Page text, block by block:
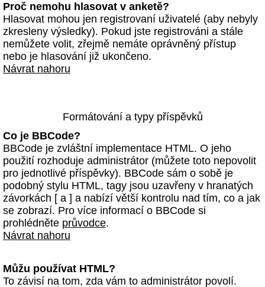
Proč nemohu hlasovat v anketě?
Hlasovat mohou jen registrovaní uživatelé (aby nebyly
zkresleny výsledky). Pokud jste registrováni a stále
nemůžete volit, zřejmě nemáte oprávněný přístup
nebo je hlasování již ukončeno.
Návrat nahoru
Formátování a typy příspěvků
Co je BBCode?
BBCode je zvláštní implementace HTML. O jeho
použití rozhoduje administrátor (můžete toto nepovolit
pro jednotlivé příspěvky). BBCode sám o sobě je
podobný stylu HTML, tagy jsou uzavřeny v hranatých
závorkách [ a ] a nabízí větší kontrolu nad tím, co a jak
se zobrazí. Pro více informací o BBCode si
prohlédněte průvodce.
Návrat nahoru
Můžu používat HTML?
To závisí na tom, zda vám to administrátor povolí.